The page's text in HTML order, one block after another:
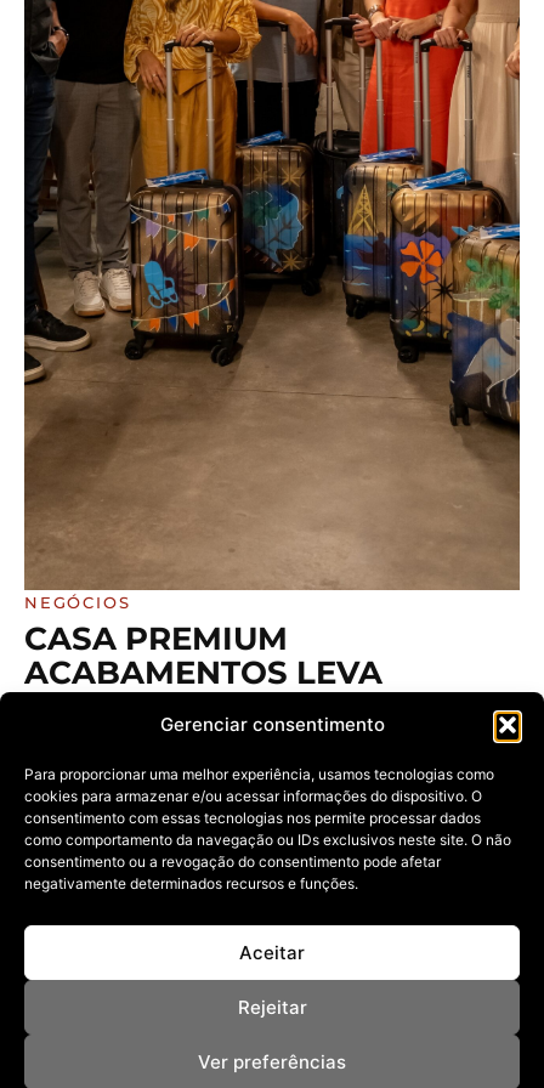
Gerenciar consentimento
Para proporcionar uma melhor experiência, usamos tecnologias como
cookies para armazenar e/ou acessar informações do dispositivo. O
consentimento com essas tecnologias nos permite processar dados
como comportamento da navegação ou IDs exclusivos neste site. O não
consentimento ou a revogação do consentimento pode afetar
negativamente determinados recursos e funções.
Aceitar
Rejeitar
Ver preferências
NEGÓCIOS
CASA PREMIUM
ACABAMENTOS LEVA
ARQUITETOS PREMIADOS A
UMA IMERSÃO EXCLUSIVA
NA MAIOR FÁBRICA DE
REVESTIMENTOS CERÂMICOS
DAS AMÉRICAS
12/09/2025
Celebrar” ,